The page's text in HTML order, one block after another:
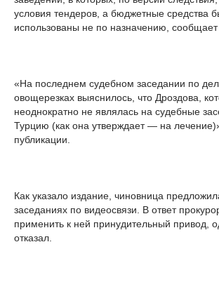
условия тендеров, а бюджетные средства
использованы не по назначению,
«На последнем судебном заседании по
овощерезках выяснилось, что Дроздова,
неоднократно не являлась на судебные
Турцию (как она утверждает — на
публикации.
Как указало издание, чиновница
заседаниях по видеосвязи. В ответ
применить к ней принудительный привод,
отказал.